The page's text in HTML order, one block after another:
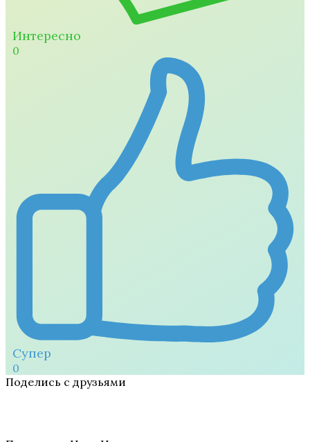
Интересно
0
Супер
0
Поделись с друзьями